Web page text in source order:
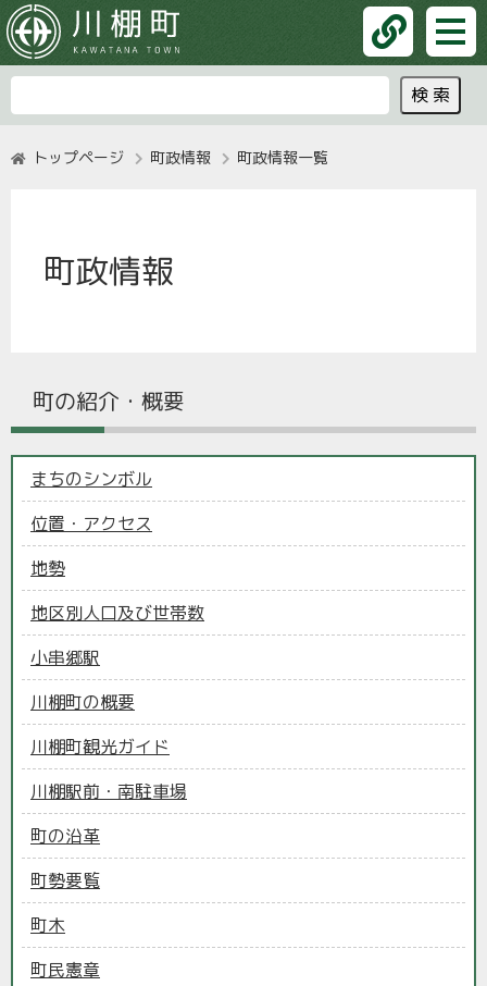
トップページ 町政情報 町政情報一覧
町政情報
町の紹介・概要
まちのシンボル
位置・アクセス
地勢
地区別人口及び世帯数
小串郷駅
川棚町の概要
川棚町観光ガイド
川棚駅前・南駐車場
町の沿革
町勢要覧
町木
町民憲章